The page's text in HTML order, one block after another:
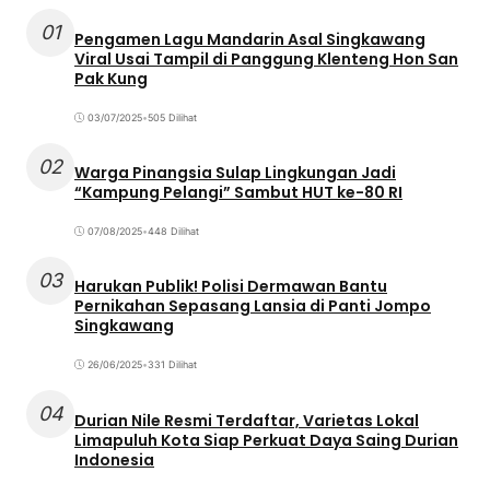
01
Pengamen Lagu Mandarin Asal Singkawang
Viral Usai Tampil di Panggung Klenteng Hon San
Pak Kung
03/07/2025•505 Dilihat
02 Warga Pinangsia Sulap Lingkungan Jadi
“Kampung Pelangi” Sambut HUT ke-80 RI
07/08/2025•448 Dilihat
03 Harukan Publik! Polisi Dermawan Bantu
Pernikahan Sepasang Lansia di Panti Jompo
Singkawang
26/06/2025•331 Dilihat
04 Durian Nile Resmi Terdaftar, Varietas Lokal
Limapuluh Kota Siap Perkuat Daya Saing Durian
Indonesia